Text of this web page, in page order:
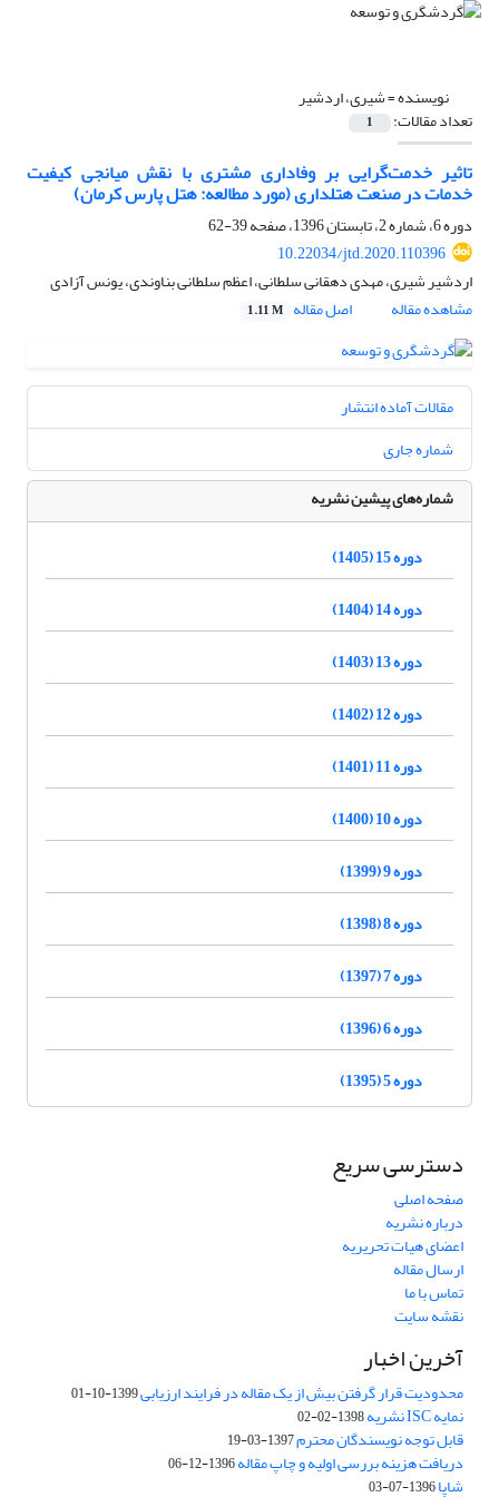
نویسنده =شیری، اردشیر
تعداد مقالات: 1
تاثیر خدمت‌گرایی بر وفاداری مشتری با نقش میانجی کیفیت
خدمات در صنعت هتلداری (مورد مطالعه: هتل پارس کرمان)
دوره 6، شماره 2، تابستان 1396، صفحه
39-62
10.22034/jtd.2020.110396
اردشیر شیری، مهدی دهقانی سلطانی، اعظم سلطانی بناوندی، یونس آزادی
مشاهده مقاله
اصل مقاله 1.11 M
مقالات آماده انتشار
شماره جاری
شماره‌های پیشین نشریه
دوره 15 (1405)
دوره 14 (1404)
دوره 13 (1403)
دوره 12 (1402)
دوره 11 (1401)
دوره 10 (1400)
دوره 9 (1399)
دوره 8 (1398)
دوره 7 (1397)
دوره 6 (1396)
دوره 5 (1395)
دسترسی سریع
صفحه اصلی
درباره نشریه
اعضای هیات تحریریه
ارسال مقاله
تماس با ما
نقشه سایت
آخرین اخبار
محدودیت قرار گرفتن بیش از یک مقاله در فرایند ارزیابی1399-10-01
نمایه ISC نشریه 1398-02-02
قابل توجه نویسندگان محترم1397-03-19
دریافت هزینه بررسی اولیه و چاپ مقاله1396-12-06
شاپا1396-07-03